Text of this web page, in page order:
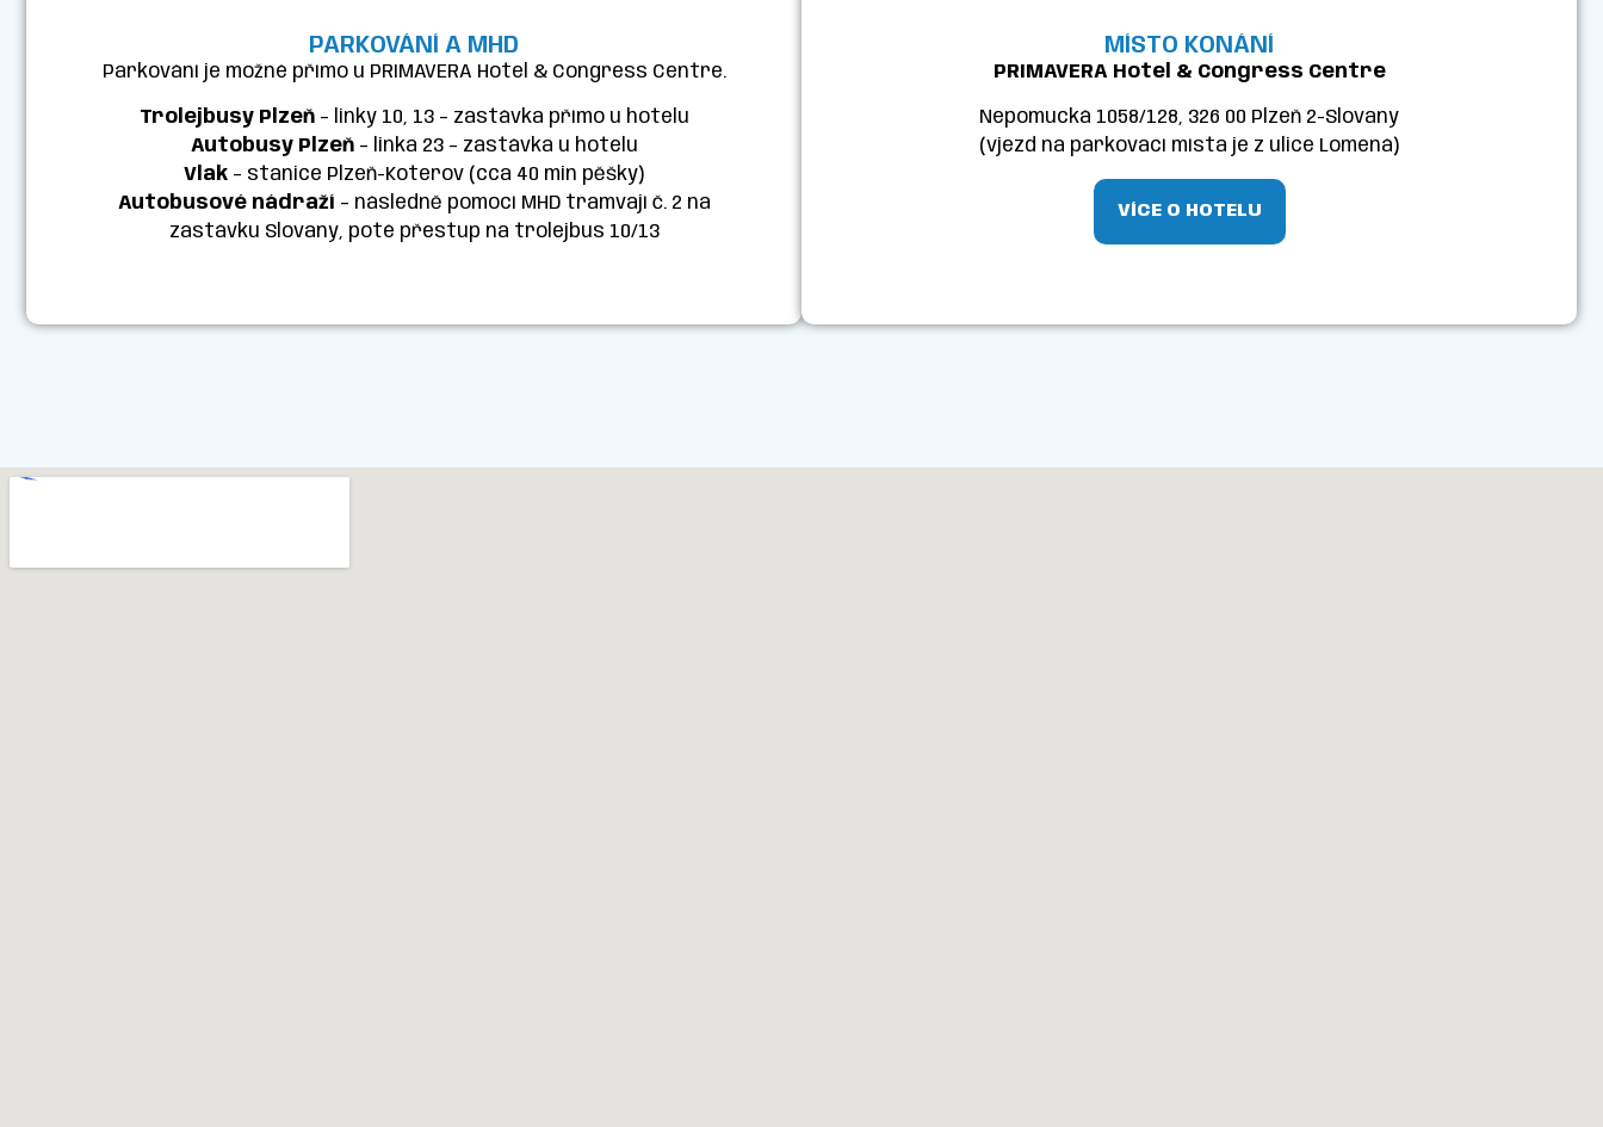
PARKOVÁNÍ A MHD
Parkování je možné přímo u PRIMAVERA Hotel & Congress Centre.
Trolejbusy Plzeň– linky 10, 13 – zastávka přímo u hotelu
Autobusy Plzeň– linka 23 – zastávka u hotelu
Vlak – stanice Plzeň-Koterov (cca 40 min pěšky)
Autobusové nádraží – následně pomocí MHD tramvají č. 2 na
zastávku Slovany, poté přestup na trolejbus 10/13
MÍSTO KONÁNÍ
PRIMAVERA Hotel & Congress Centre
Nepomucká 1058/128, 326 00 Plzeň 2-Slovany
(vjezd na parkovací místa je z ulice Lomená)
VÍCE O HOTELU